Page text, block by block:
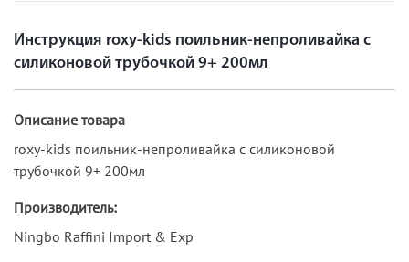
Инструкция roxy-kids поильник-непроливайка с
силиконовой трубочкой 9+ 200мл
Описание товара
roxy-kids поильник-непроливайка с силиконовой
трубочкой 9+ 200мл
Производитель:
Ningbo Raffini Import & Exp